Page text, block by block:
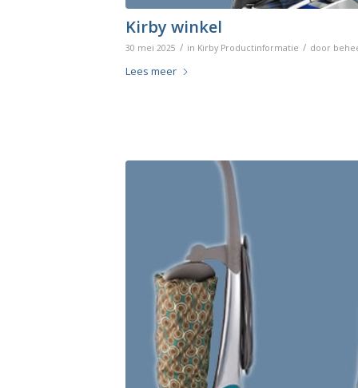
Kirby winkel
30 mei 2025 / in Kirby Productinformatie / door
Lees meer